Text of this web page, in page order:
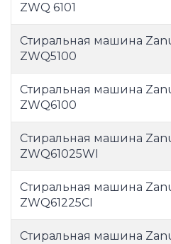
ZWQ 6101
Стиральная машина
ZWQ5100
Стиральная машина
ZWQ6100
Стиральная машина
ZWQ61025WI
Стиральная машина
ZWQ61225CI
Стиральная машина